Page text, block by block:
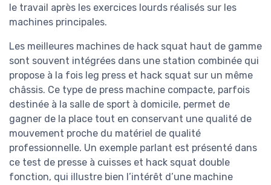
le travail après les exercices lourds réalisés sur les
machines principales.
Les meilleures machines de hack squat haut de gamme
sont souvent intégrées dans une station combinée qui
propose à la fois leg press et hack squat sur un même
châssis. Ce type de press machine compacte, parfois
destinée à la salle de sport à domicile, permet de
gagner de la place tout en conservant une qualité de
mouvement proche du matériel de qualité
professionnelle. Un exemple parlant est présenté dans
ce test de presse à cuisses et hack squat double
fonction, qui illustre bien l’intérêt d’une machine